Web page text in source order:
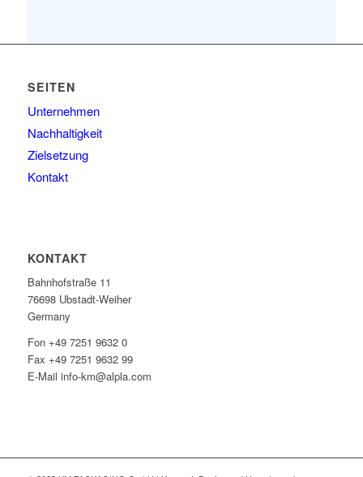
SEITEN
Unternehmen
Nachhaltigkeit
Zielsetzung
Kontakt
KONTAKT
Bahnhofstraße 11
76698 Ubstadt-Weiher
Germany
Fon +49 7251 9632 0
Fax +49 7251 9632 99
E-Mail info-km@alpla.com